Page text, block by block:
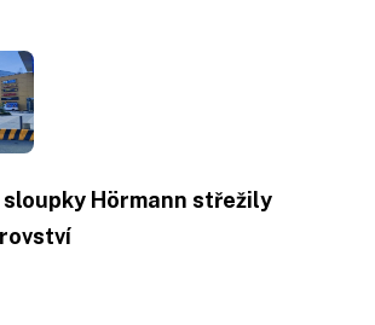
Hörmann střežily